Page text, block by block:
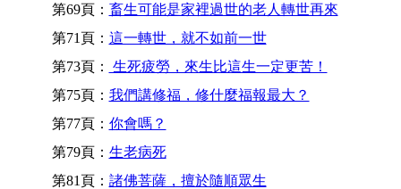
第69頁： 畜生可能是家裡過世的老人轉世再來
第71頁： 這一轉世，就不如前一世
第73頁：
生死疲勞，來生比這生一定更苦！
第75頁： 我們講修福，修什麼福報最大？
第77頁： 你會嗎？
第79頁： 生老病死
第81頁： 諸佛菩薩，擅於隨順眾生